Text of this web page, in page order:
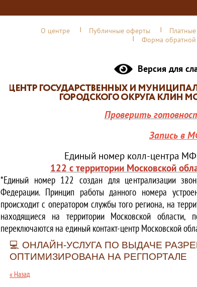
О центре Публичные оферты Платные
Форма обратной
Версия для
Проверить
Запись в
Единый номер колл-центра
122 с территории Московской
*Единый номер 122 создан для централизации
Федерации. Принцип работы данного номера
происходит с оператором службы того региона, на
находящиеся на территории Московской
переключаются на единый контакт-центр Московской
💻 ОНЛАЙН-УСЛУГА ПО ВЫДАЧЕ
ОПТИМИЗИРОВАНА НА РЕГПОРТАЛЕ
« Назад